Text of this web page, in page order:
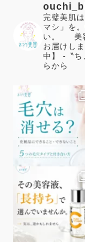
完璧美肌
マシ」を。
い。
美
お届けし
中】
-〝ち
らから